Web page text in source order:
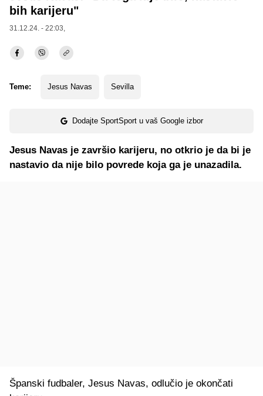
bih karijeru"
31.12.24. - 22:03,
Teme: Jesus Navas Sevilla
Dodajte SportSport u vaš Google izbor
Jesus Navas je završio karijeru, no otkrio je da bi je
nastavio da nije bilo povrede koja ga je unazadila.
Španski fudbaler, Jesus Navas, odlučio je okončati